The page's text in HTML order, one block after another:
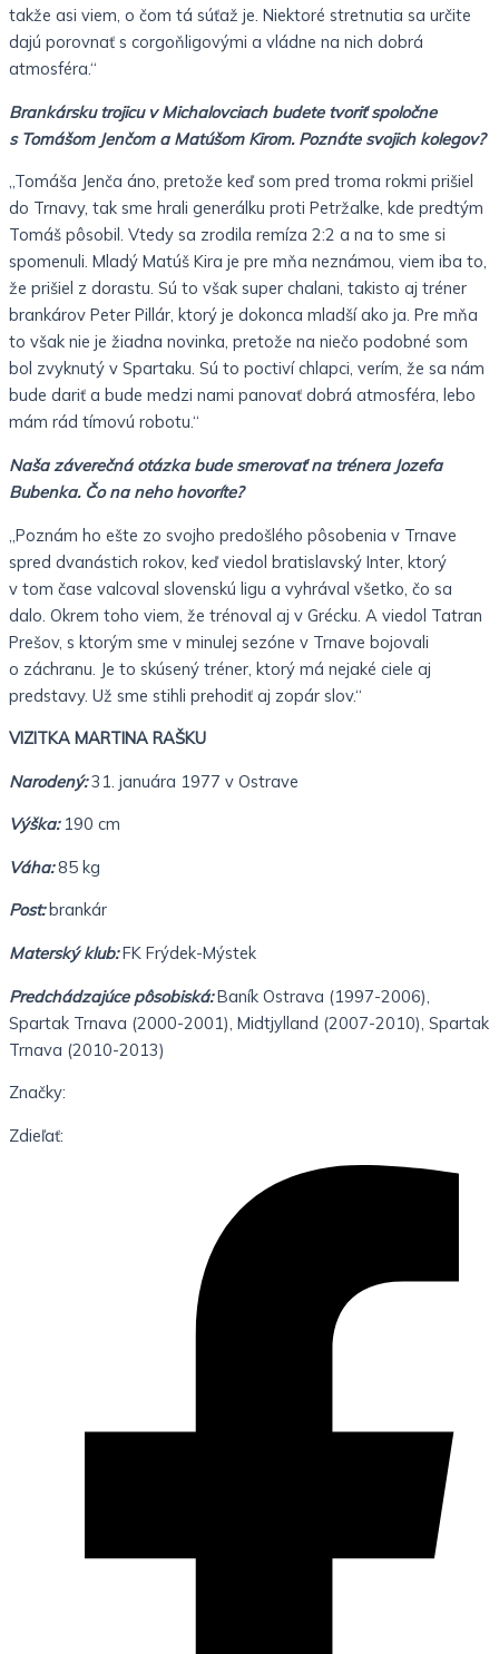
takže asi viem, o čom tá súťaž je. Niektoré stretnutia sa určite
dajú porovnať s corgoňligovými a vládne na nich dobrá
atmosféra.“
Brankársku trojicu v Michalovciach budete tvoriť spoločne
s Tomášom Jenčom a Matúšom Kirom. Poznáte svojich kolegov?
„Tomáša Jenča áno, pretože keď som pred troma rokmi prišiel
do Trnavy, tak sme hrali generálku proti Petržalke, kde predtým
Tomáš pôsobil. Vtedy sa zrodila remíza 2:2 a na to sme si
spomenuli. Mladý Matúš Kira je pre mňa neznámou, viem iba to,
že prišiel z dorastu. Sú to však super chalani, takisto aj tréner
brankárov Peter Pillár, ktorý je dokonca mladší ako ja. Pre mňa
to však nie je žiadna novinka, pretože na niečo podobné som
bol zvyknutý v Spartaku. Sú to poctiví chlapci, verím, že sa nám
bude dariť a bude medzi nami panovať dobrá atmosféra, lebo
mám rád tímovú robotu.“
Naša záverečná otázka bude smerovať na trénera Jozefa
Bubenka. Čo na neho hovoríte?
„Poznám ho ešte zo svojho predošlého pôsobenia v Trnave
spred dvanástich rokov, keď viedol bratislavský Inter, ktorý
v tom čase valcoval slovenskú ligu a vyhrával všetko, čo sa
dalo. Okrem toho viem, že trénoval aj v Grécku. A viedol Tatran
Prešov, s ktorým sme v minulej sezóne v Trnave bojovali
o záchranu. Je to skúsený tréner, ktorý má nejaké ciele aj
predstavy. Už sme stihli prehodiť aj zopár slov.“
VIZITKA MARTINA RAŠKU
Narodený:31. januára 1977 v Ostrave
Výška:190 cm
Váha:85 kg
Post:brankár
Materský klub:FK Frýdek-Mýstek
Predchádzajúce pôsobiská:Baník Ostrava (1997-2006),
Spartak Trnava (2000-2001), Midtjylland (2007-2010), Spartak
Trnava (2010-2013)
Značky:
Zdieľať: